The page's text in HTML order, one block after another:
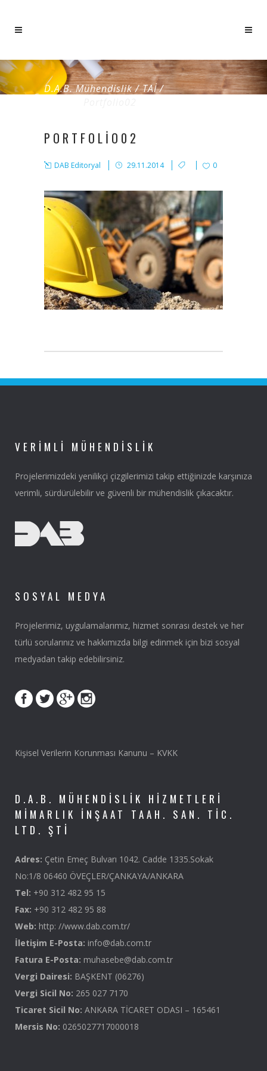
D.A.B. Mühendislik/TAİ /
PORTFOLIO02
DAB Editoryal 29.11.2014 0
VERIMLI MÜHENDISLIK
Projelerimizdeki yenilikçi çizgilerimizi takip ettiğinizde karşınıza
verimli, sürdürülebilir ve güvenli bir mühendislik çıkacaktır.
SOSYAL MEDYA
Projelerimiz, uygulamalarımız, hizmet sonrası destek ve her
türlü sorularınız ve hakkımızda bilgi edinmek için bizi sosyal
medyadan takip edebilirsiniz.
Kişisel Verilerin Korunması Kanunu – KVKK
D.A.B. MÜHENDISLIK HIZMETLERI
MIMARLIK İNŞAAT TAAH. SAN. TIC.
LTD. ŞTI
Adres: Çetin Emeç Bulvarı 1042. Cadde 1335.Sokak
No:1/8 06460 ÖVEÇLER/ÇANKAYA/ANKARA
Tel: +90 312 482 95 15
Fax: +90 312 482 95 88
Web: http: //www.dab.com.tr/
İletişim E-Posta: info@dab.com.tr
Fatura E-Posta: muhasebe@dab.com.tr
Vergi Dairesi: BAŞKENT (06276)
Vergi Sicil No: 265 027 7170
Ticaret Sicil No: ANKARA TİCARET ODASI – 165461
Mersis No: 0265027717000018